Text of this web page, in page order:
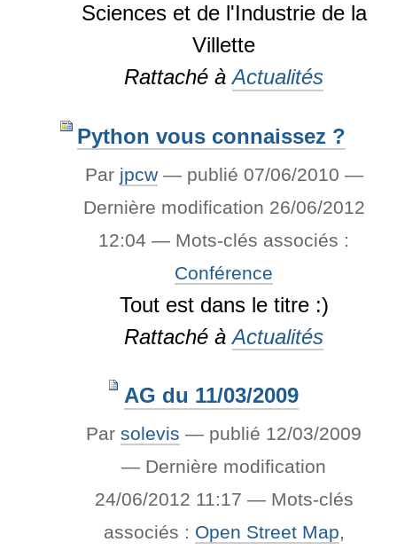
Sciences et de l'Industrie de la
Villette
Rattaché à Actualités
Python vous connaissez ?
Par jpcw — publié 07/06/2010 —
Dernière modification 26/06/2012
12:04— Mots-clés associés :
Conférence
Tout est dans le titre :)
Rattaché à Actualités
AG du 11/03/2009
Parsolevis — publié 12/03/2009
— Dernière modification
24/06/2012 11:17 — Mots-clés
associés : Open Street Map,